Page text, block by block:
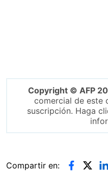
Copyright © AFP
comercial de este
suscripción. Haga
Compartir en: